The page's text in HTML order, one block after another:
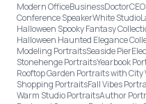
Modern OfficeBusinessDoctorCEO
Conference SpeakerWhite Studio
Halloween Spooky Fantasy
Halloween Haunted Elegance
Modeling PortraitsSeaside Pier
Stonehenge PortraitsYearbook
Rooftop Garden Portraits with City
Shopping PortraitsFall Vibes
Warm Studio PortraitsAuthor